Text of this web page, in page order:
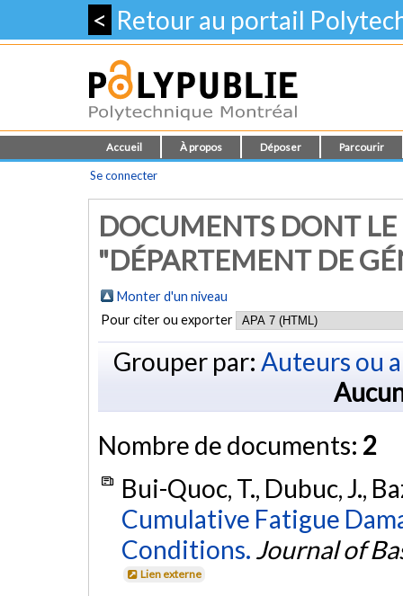
< Retour au portail
Accueil À propos Déposer Parcourir
Se connecter
DOCUMENTS DONT
"DÉPARTEMENT DE
Monter d'un niveau
Pour citer ou exporter
Grouper par: Auteurs ou
Nombre de documents: 2
Bui-Quoc, T., Dubuc, J.,
Cumulative Fatigue
Conditions. Journal of
Lien externe